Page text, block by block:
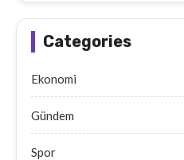
Categories
Ekonomi
Gündem
Spor